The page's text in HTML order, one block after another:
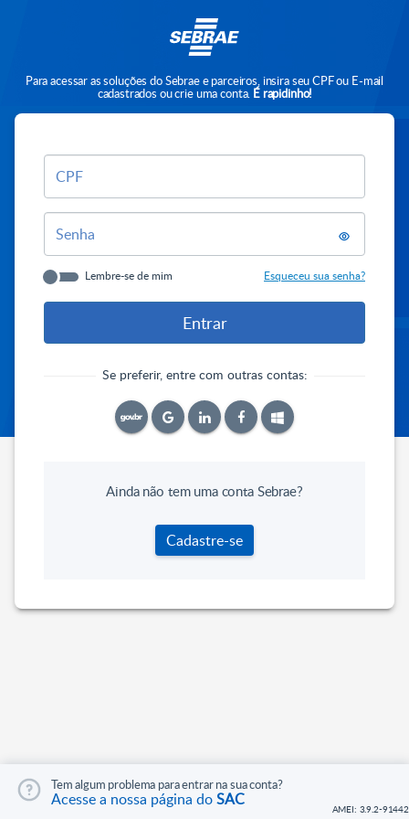
Para acessar as soluções do Sebrae e parceiros, insira seu CPF ou E-mail
cadastrados ou crie uma conta. É rapidinho!
CPF
Senha
Lembre-se de mim Esqueceu sua senha?
Se preferir, entre com outras contas:
Tem algum problema para entrar na sua conta?
Acesse a nossa página doSAC
Ainda não tem uma conta Sebrae?
Cadastre-se
AMEI: 3.9.2-91442